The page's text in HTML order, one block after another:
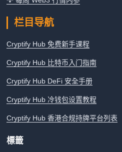
栏目导航
Cryptify Hub 免费新手课程
Cryptify Hub 比特币入门指南
Cryptify Hub DeFi 安全手册
Cryptify Hub 冷钱包设置教程
Cryptify Hub 香港合规持牌平台列表
標籤